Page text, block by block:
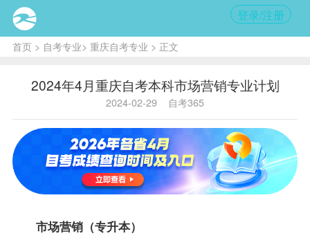
登录/注册
首页> 自考专业> 重庆自考专业 > 正文
2024年4月重庆自考本科市场营销专业计划
2024-02-29 自考365
市场营销（专升本）